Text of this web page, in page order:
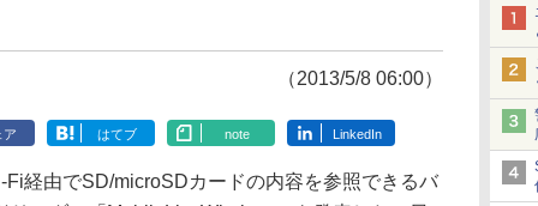
（2013/5/8 06:00）
ア はてブ note LinkedIn
経由でSD/microSDカードの内容を参照できるバ